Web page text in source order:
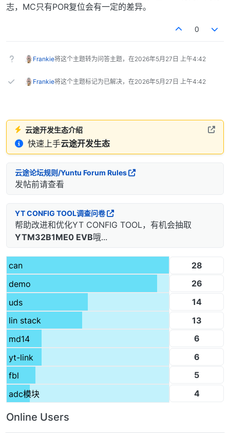
志，MC只有POR复位会有一定的差异。
0
Frankie将这个主题转为问答主题，在2026年5月27日 上午4:42
Frankie将这个主题标记为已解决，在2026年5月27日 上午4:42
云途开发生态介绍
快速上手云途开发生态
云途论坛规则/Yuntu Forum Rules
发帖前请查看
YT CONFIG TOOL调查问卷
帮助改进和优化YT CONFIG TOOL，有机会抽取
YTM32B1ME0 EVB哦...
can
28
demo
26
uds
14
lin stack
13
md14
6
yt-link
6
fbl
5
adc模块
4
Online Users